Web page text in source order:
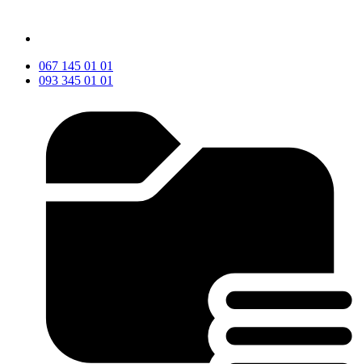
067 145 01 01
093 345 01 01